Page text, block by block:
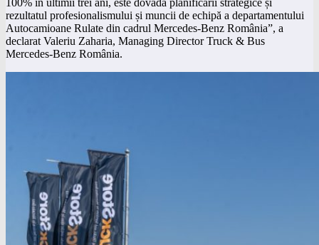
100% în ultimii trei ani, este dovada planificării strategice și
rezultatul profesionalismului și muncii de echipă a departamentului
Autocamioane Rulate din cadrul Mercedes-Benz România”, a
declarat Valeriu Zaharia, Managing Director Truck & Bus
Mercedes-Benz România.